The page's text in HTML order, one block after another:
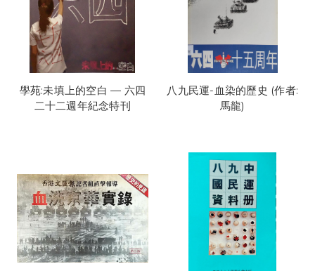
學苑:未填上的空白 — 六四
二十二週年紀念特刊
八九民運-血染的歷史 (作者:
馬龍)